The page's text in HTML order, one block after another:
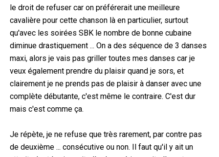
le droit de refuser car on préférerait une meilleure
cavalière pour cette chanson là en particulier, surtout
qu'avec les soirées SBK le nombre de bonne cubaine
diminue drastiquement ... On a des séquence de 3 danses
maxi, alors je vais pas griller toutes mes danses car je
veux également prendre du plaisir quand je sors, et
clairement je ne prends pas de plaisir à danser avec une
complète débutante, c'est même le contraire. C'est dur
mais c'est comme ça.
Je répète, je ne refuse que très rarement, par contre pas
de deuxième ... consécutive ou non. Il faut qu'il y ait un